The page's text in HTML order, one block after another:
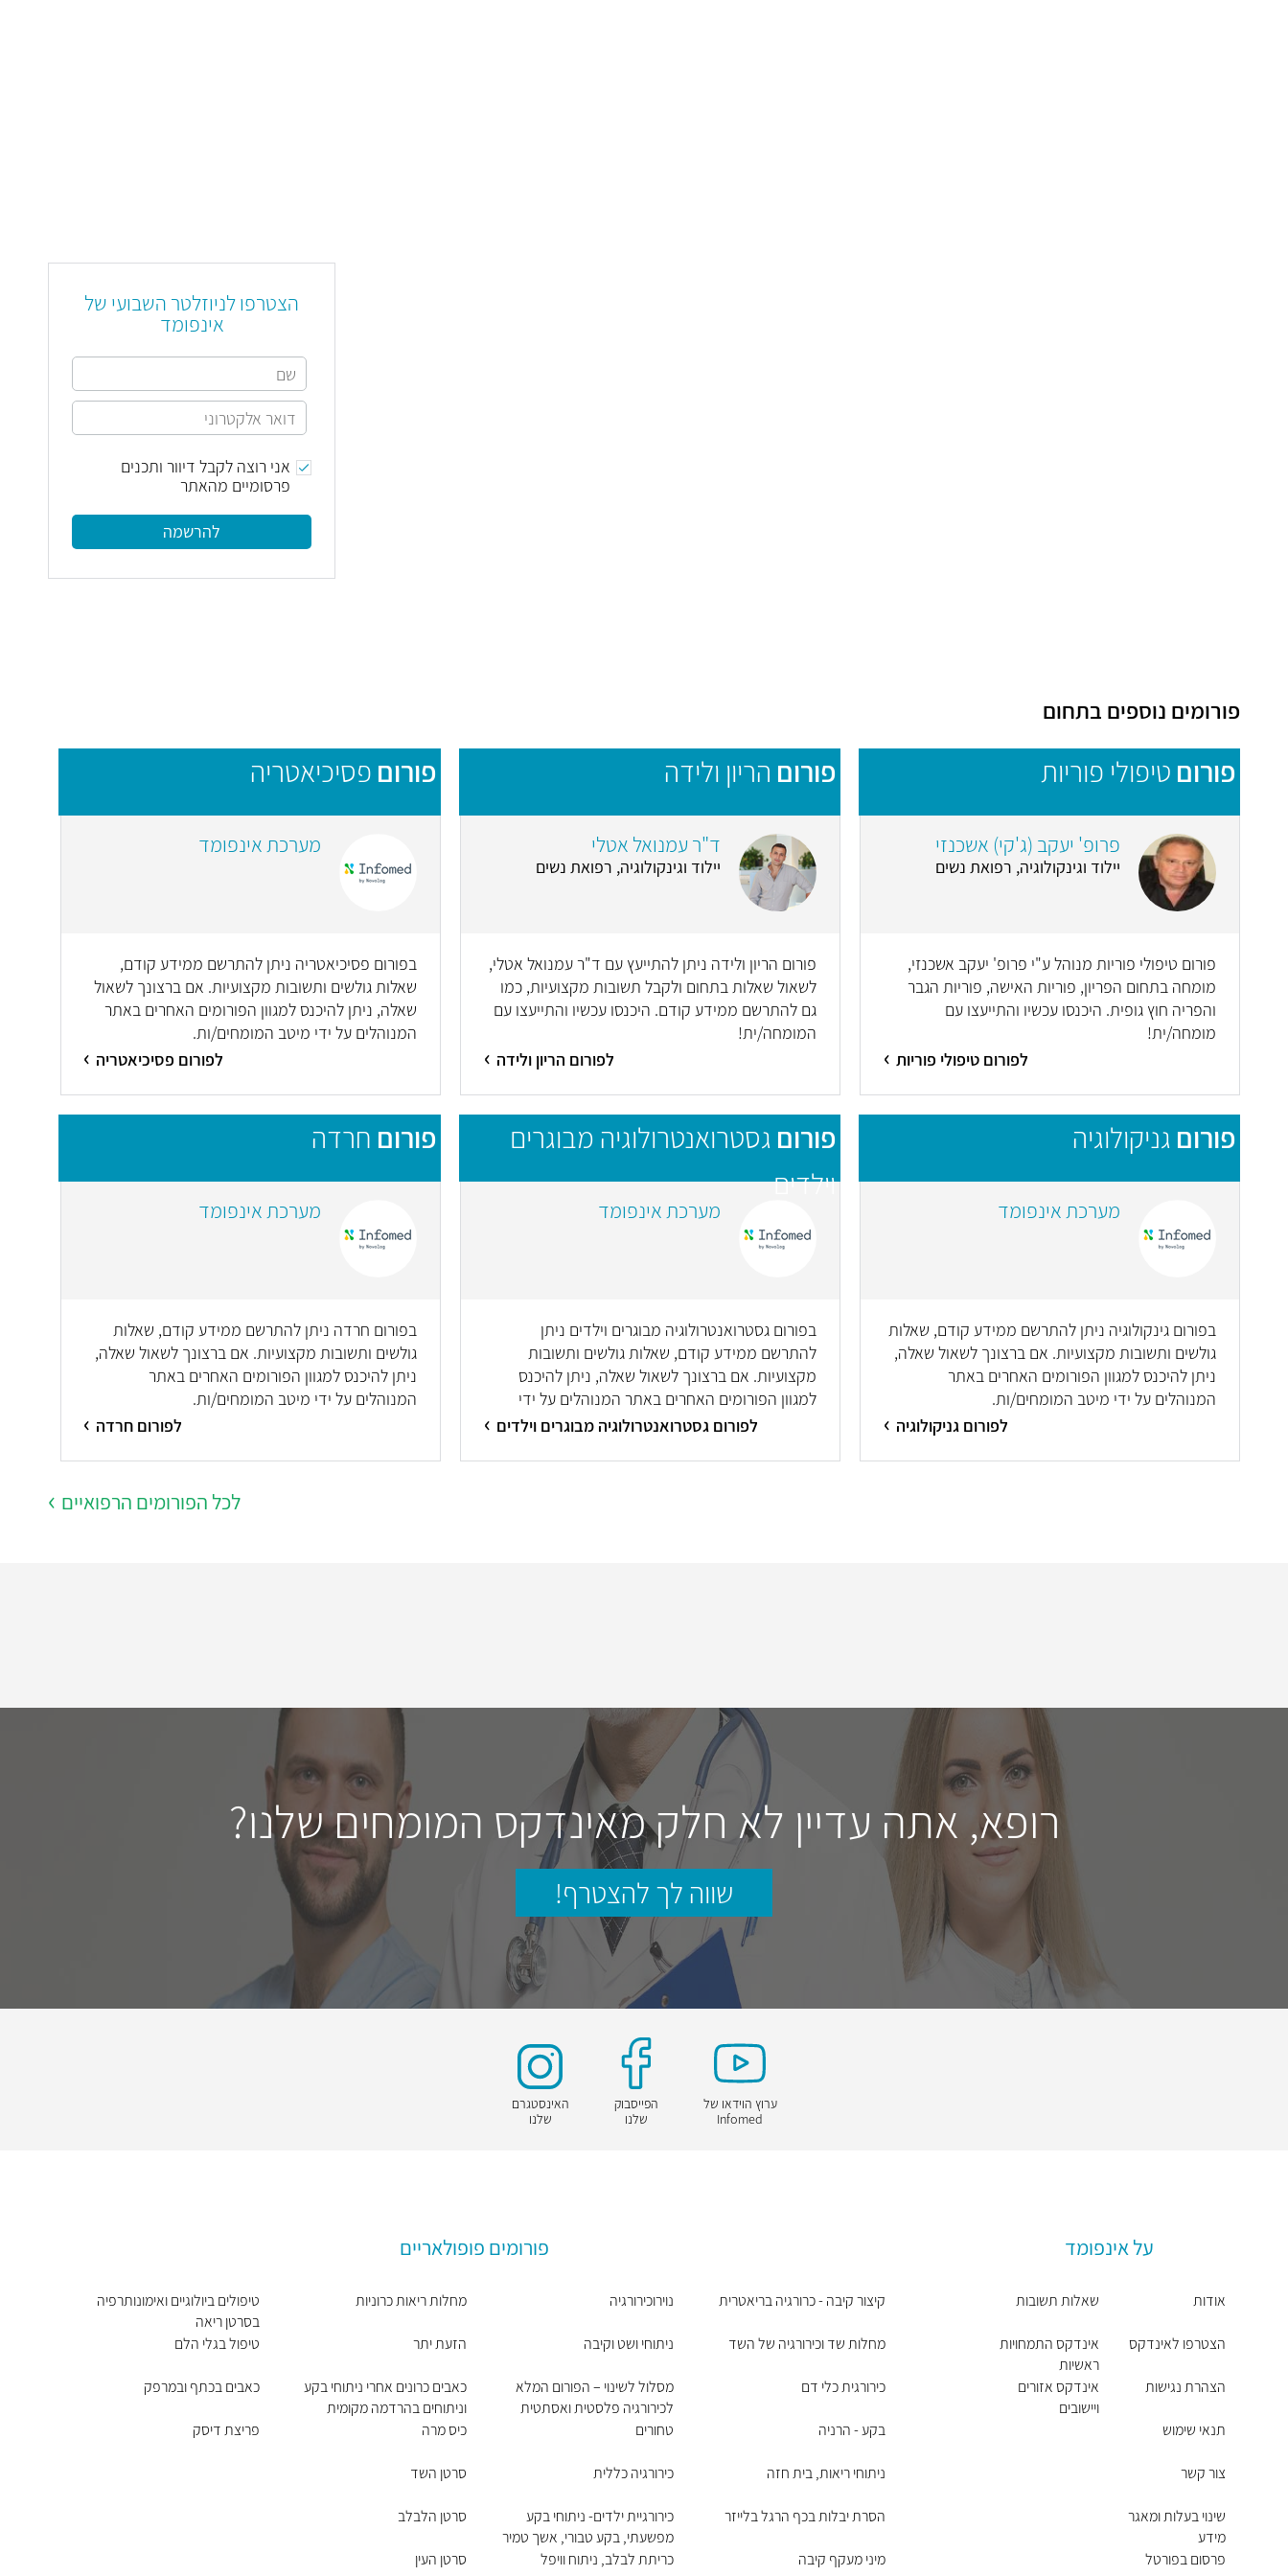
הצטרפו לניוזלטר השבועי של
אינפומד
אני רוצה לקבל דיוור ותכנים
פרסומיים מהאתר
להרשמה
פורומים נוספים בתחום
פורום טיפולי פוריות
פרופ' יעקב (ג'קי) אשכנזי
יילוד וגינקולוגיה, רפואת נשים
פורום טיפולי פוריות מנוהל ע"י פרופ' יעקב אשכנזי,
מומחה בתחום הפריון, פוריות האישה, פוריות הגבר
והפריה חוץ גופית. היכנסו עכשיו והתייעצו עם
מומחה/ית!
לפורום טיפולי פוריות
פורום הריון ולידה
ד"ר עמנואל אטלי
יילוד וגינקולוגיה, רפואת נשים
פורום הריון ולידה ניתן להתייעץ עם ד"ר עמנואל אטלי,
לשאול שאלות בתחום ולקבל תשובות מקצועיות, כמו
גם להתרשם ממידע קודם. היכנסו עכשיו והתייעצו עם
המומחה/ית!
לפורום הריון ולידה
פורום פסיכיאטריה
מערכת אינפומד
בפורום פסיכיאטריה ניתן להתרשם ממידע קודם,
שאלות גולשים ותשובות מקצועיות. אם ברצונך לשאול
שאלה, ניתן להיכנס למגוון הפורומים האחרים באתר
המנוהלים על ידי מיטב המומחים/ות.
לפורום פסיכיאטריה
פורום גניקולוגיה
מערכת אינפומד
בפורום גינקולוגיה ניתן להתרשם ממידע קודם, שאלות
גולשים ותשובות מקצועיות. אם ברצונך לשאול שאלה,
ניתן להיכנס למגוון הפורומים האחרים באתר
המנוהלים על ידי מיטב המומחים/ות.
לפורום גניקולוגיה
פורום גסטרואנטרולוגיה מבוגרים
וילדים
מערכת אינפומד
בפורום גסטרואנטרולוגיה מבוגרים וילדים ניתן
להתרשם ממידע קודם, שאלות גולשים ותשובות
מקצועיות. אם ברצונך לשאול שאלה, ניתן להיכנס
למגוון הפורומים האחרים באתר המנוהלים על ידי
מיטב המומחים/ות.
לפורום גסטרואנטרולוגיה מבוגרים וילדים
פורום חרדה
מערכת אינפומד
בפורום חרדה ניתן להתרשם ממידע קודם, שאלות
גולשים ותשובות מקצועיות. אם ברצונך לשאול שאלה,
ניתן להיכנס למגוון הפורומים האחרים באתר
המנוהלים על ידי מיטב המומחים/ות.
לפורום חרדה
לכל הפורומים הרפואיים
רופא, אתה עדיין לא חלק מאינדקס המומחים שלנו?
שווה לך להצטרף!
ערוץ הוידאו של
Infomed
הפייסבוק
שלנו
האינסטגרם
שלנו
על אינפומד
אודות
הצטרפו לאינדקס
הצהרת נגישות
תנאי שימוש
צור קשר
שינוי בעלות ומאגר
מידע
פרסום בפורטל
שאלות תשובות
אינדקס התמחויות
ראשיות
אינדקס אזורים
ויישובים
פורומים פופולאריים
קיצור קיבה - כרורגיה בריאטרית
מחלות שד וכירורגיה של השד
כירורגית כלי דם
בקע - הרניה
ניתוחי ריאות, בית חזה
הסרת יבלות בכף הרגל בלייזר
מיני מעקף קיבה
נוירוכירורגיה
ניתוחי ושט וקיבה
מסלול לשינוי – הפורום המלא
לכירורגיה פלסטית ואסתטית
טחורים
כירורגיה כללית
כירורגיית ילדים- ניתוחי בקע
מפשעתי, בקע טבורי, אשך טמיר
כריתת לבלב, ניתוח וויפל
מחלות ריאות כרוניות
הזעת יתר
כאבים כרונים אחרי ניתוחי בקע
וניתוחים בהרדמה מקומית
כיס מרה
סרטן השד
סרטן הלבלב
סרטן העין
טיפולים ביולוגיים ואימונותרפיה
בסרטן ריאה
טיפול בגלי הלם
כאבים בכתף ובמרפק
פריצת דיסק